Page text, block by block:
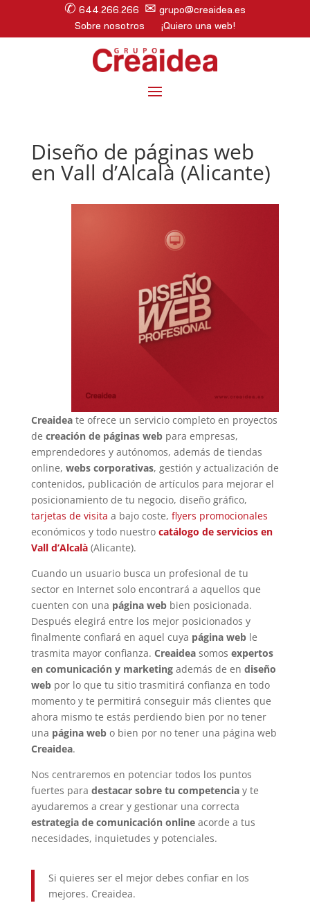
✆ 644.266.266 ✉ grupo@creaidea.es
Sobre nosotros
¡Quiero una web!
Diseño de páginas web
en Vall d’Alcalà (Alicante)
Creaideate ofrece un servicio completo en proyectos
de creación de páginas webpara empresas,
emprendedores y autónomos, además de tiendas
online, webs corporativas, gestión y actualización de
contenidos, publicación de artículos para mejorar el
posicionamiento de tu negocio, diseño gráfico,
tarjetas de visita a bajo coste, flyers promocionales
económicos y todo nuestro catálogo de servicios en
Vall d’Alcalà(Alicante).
Cuando un usuario busca un profesional de tu
sector en Internet solo encontrará a aquellos que
cuenten con una página webbien posicionada.
Después elegirá entre los mejor posicionados y
finalmente confiará en aquel cuya página weble
trasmita mayor confianza. Creaideasomos expertos
en comunicación y marketingademás de en diseño
webpor lo que tu sitio trasmitirá confianza en todo
momento y te permitirá conseguir más clientes que
ahora mismo te estás perdiendo bien por no tener
una página webo bien por no tener una página web
Creaidea.
Nos centraremos en potenciar todos los puntos
fuertes para destacar sobre tu competenciay te
ayudaremos a crear y gestionar una correcta
estrategia de comunicación onlineacorde a tus
necesidades, inquietudes y potenciales.
Si quieres ser el mejor debes confiar en los
mejores. Creaidea.